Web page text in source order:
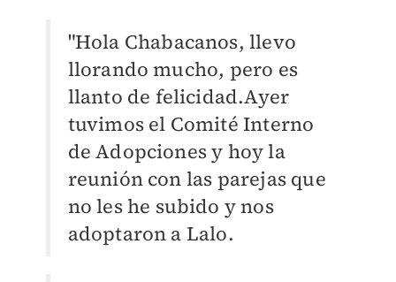
"Hola Chabacanos, llevo
llorando mucho, pero es
llanto de felicidad.Ayer
tuvimos el Comité Interno
de Adopciones y hoy la
reunión con las parejas que
no les he subido y nos
adoptaron a Lalo.